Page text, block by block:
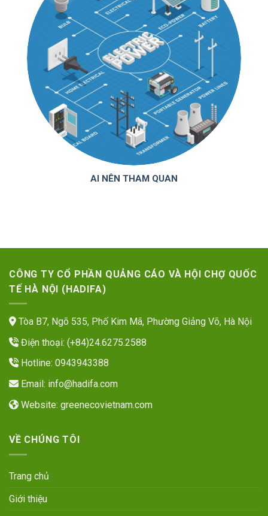
AI NÊN THAM QUAN
CÔNG TY CỔ PHẦN QUẢNG CÁO VÀ HỘI CHỢ QUỐC
TẾ HÀ NỘI (HADIFA)
Tòa B7, Ngõ 535, Phố Kim Mã, Phường Giảng Võ, Hà Nội
Điện thoại: (+84)24.6275.2588
Hotline: 0943943388
Email: info@hadifa.com
Website: greenecovietnam.com
VỀ CHÚNG TÔI
Trang chủ
Giới thiệu